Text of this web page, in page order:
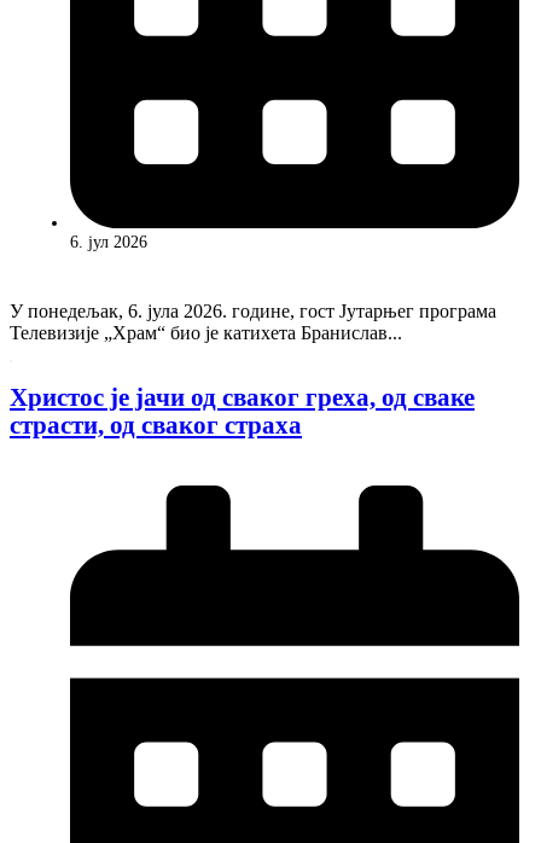
6. јул 2026
У понедељак, 6. јула 2026. године, гост Јутарњег програма
Телевизије „Храм“ био је катихета Бранислав...
Христос је јачи од сваког греха, од сваке
страсти, од сваког страха